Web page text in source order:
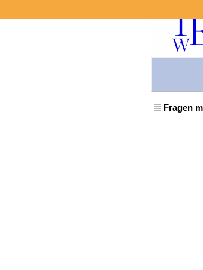
Fragen